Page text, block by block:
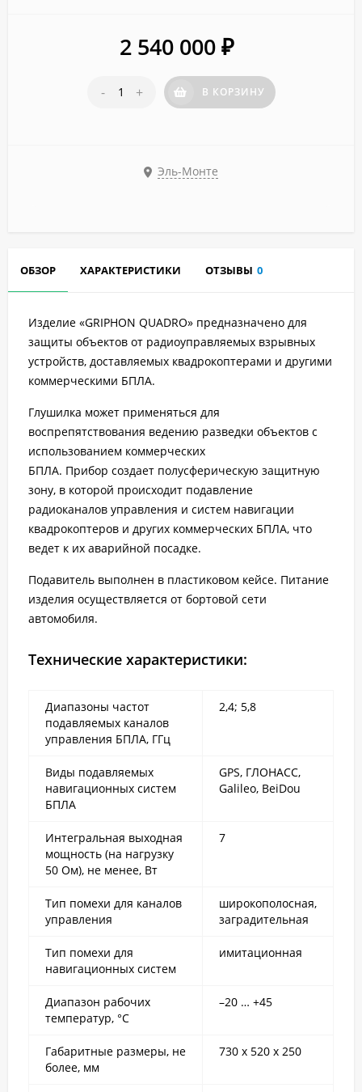
2 540 000 ₽
- + В КОРЗИНУ
Эль-Монте
ОБЗОР ХАРАКТЕРИСТИКИ ОТЗЫВЫ 0
Изделие «GRIPHON QUADRO» предназначено для
защиты объектов от радиоуправляемых взрывных
устройств, доставляемых квадрокоптерами и другими
коммерческими БПЛА.
Глушилка может применяться для
воспрепятствования ведению разведки объектов с
использованием коммерческих
БПЛА. Прибор создает полусферическую защитную
зону, в которой происходит подавление
радиоканалов управления и систем навигации
квадрокоптеров и других коммерческих БПЛА, что
ведет к их аварийной посадке.
Подавитель выполнен в пластиковом кейсе. Питание
изделия осуществляется от бортовой сети
автомобиля.
Технические характеристики:
Диапазоны частот
подавляемых каналов
управления БПЛА, ГГц
2,4; 5,8
Виды подавляемых
навигационных систем
БПЛА
GPS, ГЛОНАСС,
Galileo, BeiDou
Интегральная выходная
мощность (на нагрузку
50 Ом), не менее, Вт
7
Тип помехи для каналов
управления
широкополосная,
заградительная
Тип помехи для
навигационных систем
имитационная
Диапазон рабочих
температур, °С
–20 … +45
Габаритные размеры, не
более, мм
730 х 520 х 250